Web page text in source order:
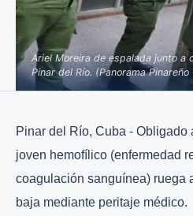
Ariel Moreira de espalada junto a
Pinar del Río. (Panorama Pinareño
Pinar del Río, Cuba -
joven hemofílico (enfermedad
coagulación sanguínea) ruega
baja mediante peritaje médico.